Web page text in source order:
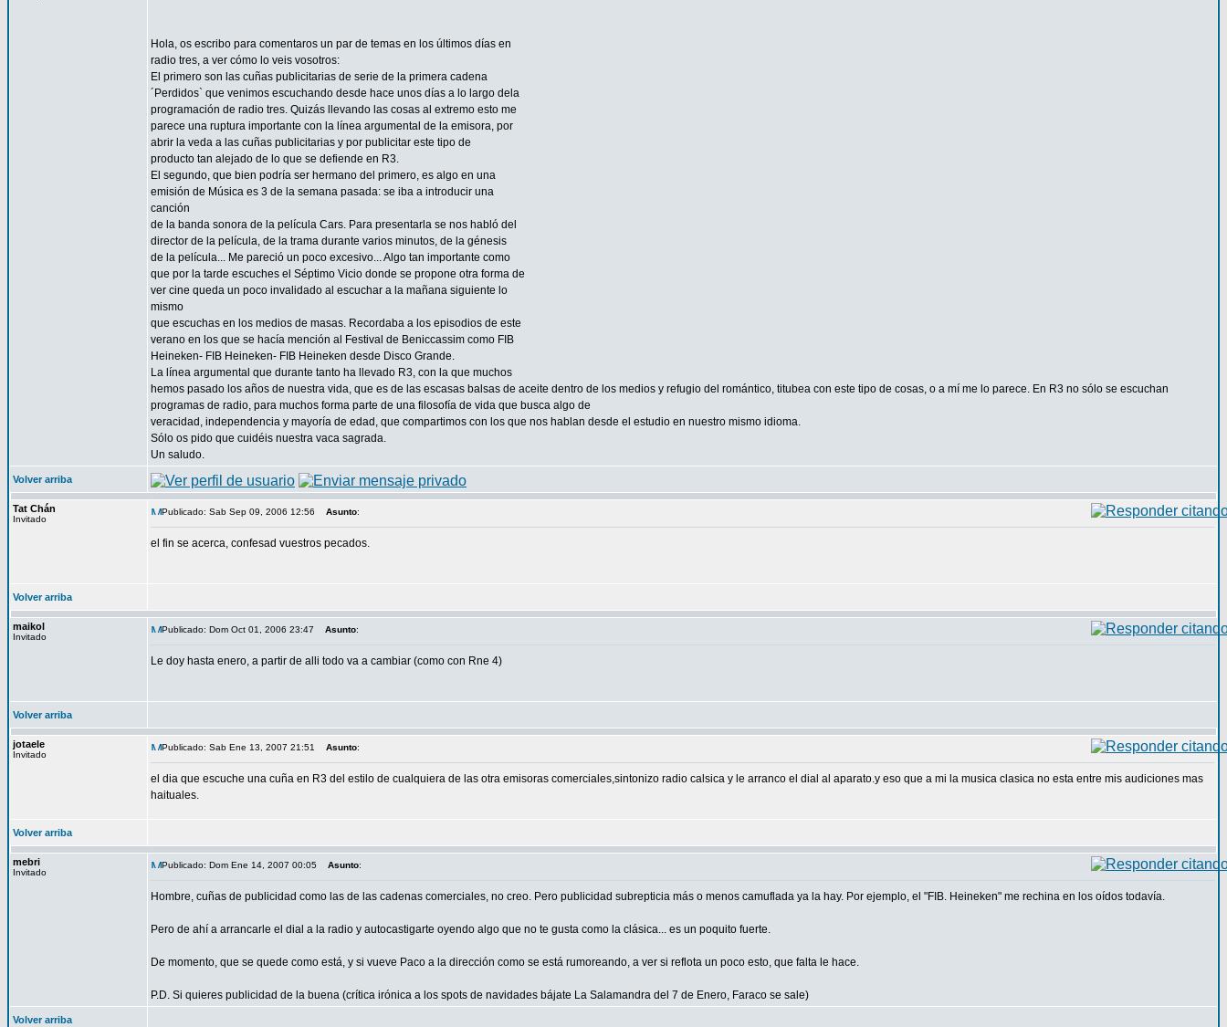
Hola, os escribo para comentaros un par de temas en los últimos días en
radio tres, a ver cómo lo veis vosotros:
El primero son las cuñas publicitarias de serie de la primera cadena
´Perdidos` que venimos escuchando desde hace unos días a lo largo dela
programación de radio tres. Quizás llevando las cosas al extremo esto me
parece una ruptura importante con la línea argumental de la emisora, por
abrir la veda a las cuñas publicitarias y por publicitar este tipo de
producto tan alejado de lo que se defiende en R3.
El segundo, que bien podría ser hermano del primero, es algo en una
emisión de Música es 3 de la semana pasada: se iba a introducir una
canción
de la banda sonora de la película Cars. Para presentarla se nos habló del
director de la película, de la trama durante varios minutos, de la génesis
de la película... Me pareció un poco excesivo... Algo tan importante como
que por la tarde escuches el Séptimo Vicio donde se propone otra forma de
ver cine queda un poco invalidado al escuchar a la mañana siguiente lo
mismo
que escuchas en los medios de masas. Recordaba a los episodios de este
verano en los que se hacía mención al Festival de Beniccassim como FIB
Heineken- FIB Heineken- FIB Heineken desde Disco Grande.
La línea argumental que durante tanto ha llevado R3, con la que muchos
hemos pasado los años de nuestra vida, que es de las escasas balsas de aceite dentro de los medios y refugio del romántico, titubea con este tipo de cosas, o a mí me lo parece. En R3 no sólo se escuchan
programas de radio, para muchos forma parte de una filosofía de vida que busca algo de
veracidad, independencia y mayoría de edad, que compartimos con los que nos hablan desde el estudio en nuestro mismo idioma.
Sólo os pido que cuidéis nuestra vaca sagrada.
Un saludo.
Volver arriba
Tat Chán
Invitado
Publicado: Sab Sep 09, 2006 12:56 Asunto:
el fin se acerca, confesad vuestros pecados.
Volver arriba
maikol
Invitado
Publicado: Dom Oct 01, 2006 23:47 Asunto:
Le doy hasta enero, a partir de alli todo va a cambiar (como con Rne 4)
Volver arriba
jotaele
Invitado
Publicado: Sab Ene 13, 2007 21:51 Asunto:
el dia que escuche una cuña en R3 del estilo de cualquiera de las otra emisoras comerciales,sintonizo radio calsica y le arranco el dial al aparato.y eso que a mi la musica clasica no esta entre mis audiciones mas
haituales.
Volver arriba
mebri
Invitado
Publicado: Dom Ene 14, 2007 00:05 Asunto:
Hombre, cuñas de publicidad como las de las cadenas comerciales, no creo. Pero publicidad subrepticia más o menos camuflada ya la hay. Por ejemplo, el "FIB. Heineken" me rechina en los oídos todavía.
Pero de ahí a arrancarle el dial a la radio y autocastigarte oyendo algo que no te gusta como la clásica... es un poquito fuerte.
De momento, que se quede como está, y si vueve Paco a la dirección como se está rumoreando, a ver si reflota un poco esto, que falta le hace.
P.D. Si quieres publicidad de la buena (crítica irónica a los spots de navidades bájate La Salamandra del 7 de Enero, Faraco se sale)
Volver arriba